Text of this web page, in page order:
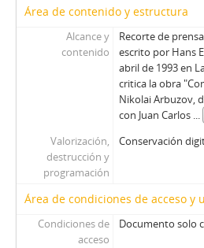
00075 - Un
00076 - Pigmalión
00077 - Esperando
00078 - Reunión
00079 - Un Mundo
00080 -
00081 - Zapping En
00082 - Tarzán sin
00085 - Marionetas
00086 - La
Área de contenido y estructura
Alcance y
contenido
Recorte de
escrito por Hans
abril de 1993 en
critica la obra
Nikolai Arbuzov,
con Juan Carlos ...
Valorización,
destrucción y
programación
Conservación
Área de condiciones de acceso y
Condiciones de
acceso
Documento solo